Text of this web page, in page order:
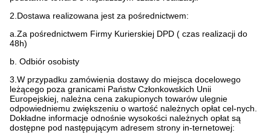
2.Dostawa realizowana jest za pośrednictwem:
a.Za pośrednictwem Firmy Kurierskiej DPD ( czas realizacji do
48h)
b. Odbiór osobisty
3.W przypadku zamówienia dostawy do miejsca docelowego
leżącego poza granicami Państw Członkowskich Unii
Europejskiej, należna cena zakupionych towarów ulegnie
odpowiedniemu zwiększeniu o wartość należnych opłat cel-nych.
Dokładne informacje odnośnie wysokości należnych opłat są
dostępne pod następującym adresem strony in-ternetowej: